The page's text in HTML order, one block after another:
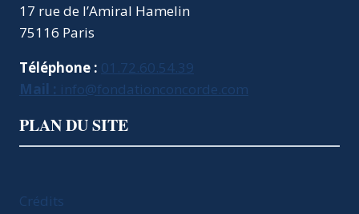
17 rue de l’Amiral Hamelin
75116 Paris
Téléphone : 01.72.60.54.39
Mail : info@fondationconcorde.com
PLAN DU SITE
Crédits